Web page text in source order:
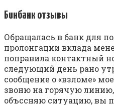
Бинбанк отзывы
Обращалась в банк для
пролонгации вклада
поправила контактный
следующий день рано
сообщение о «взломе»
звоню на горячую
объссняю ситуацию, вы